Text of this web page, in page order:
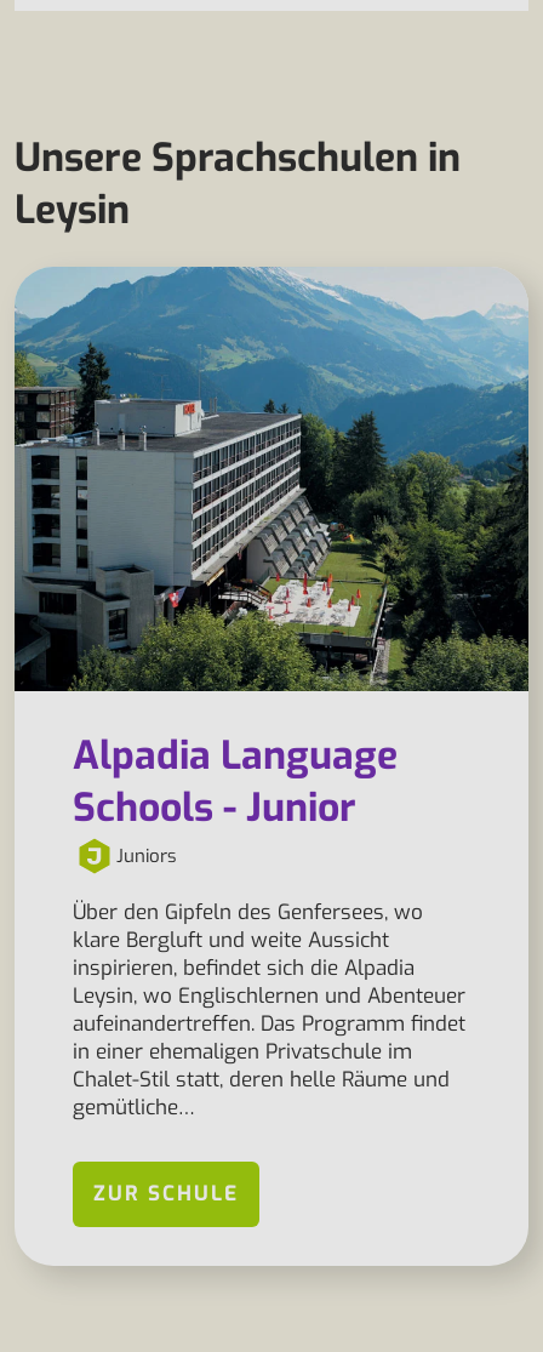
Unsere Sprachschulen in
Leysin
Alpadia Language
Schools - Junior
Juniors
Über den Gipfeln des Genfersees, wo
klare Bergluft und weite Aussicht
inspirieren, befindet sich die Alpadia
Leysin, wo Englischlernen und Abenteuer
aufeinandertreffen. Das Programm findet
in einer ehemaligen Privatschule im
Chalet-Stil statt, deren helle Räume und
gemütliche…
ZUR SCHULE